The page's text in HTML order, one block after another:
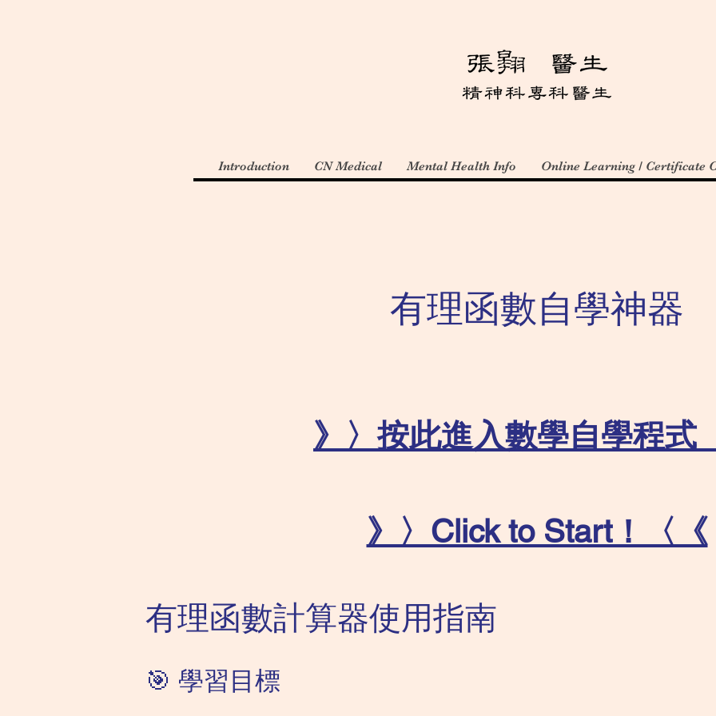
Introduction CN Medical Mental Health Info Online Learning / Certificate
有理函數自學神器
》〉按此進入數學自學程式
》〉Click to Start！〈《
有理函數計算器使用指南
🎯 學習目標